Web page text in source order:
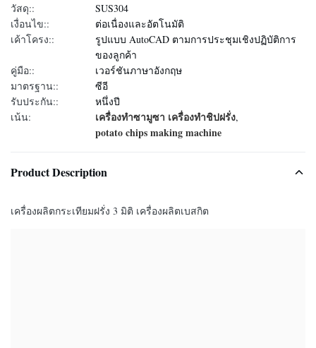
วัสดุ::
SUS304
เงื่อนไข::
ต่อเนื่องและอัตโนมัติ
เค้าโครง::
รูปแบบ AutoCAD ตามการประชุมเชิงปฏิบัติการ
ของลูกค้า
คู่มือ::
เวอร์ชันภาษาอังกฤษ
มาตรฐาน::
ซีอี
รับประกัน::
หนึ่งปี
เน้น:
เครื่องทําซามูซา เครื่องทําชิปฝรั่ง,
potato chips making machine
Product Description
เครื่องผลิตกระเทียมฝรั่ง 3 มิติ เครื่องผลิตเบสกิต